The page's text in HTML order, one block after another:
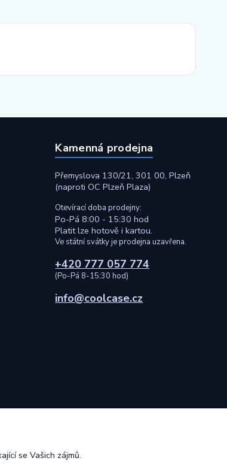
Kamenná prodejna
Přemyslova 130/21, 301 00, Plzeň
(naproti OC Plzeň Plaza)
Otevírací doba prodejny:
Po-Pá 8:00 - 15:30 hod
Platit lze hotově i kartou.
Ve státní svátky je prodejna uzavřena.
+420 777 057 774
(Po-Pá 8-15:30 hod)
info@coolcase.cz
se Vašich zájmů.